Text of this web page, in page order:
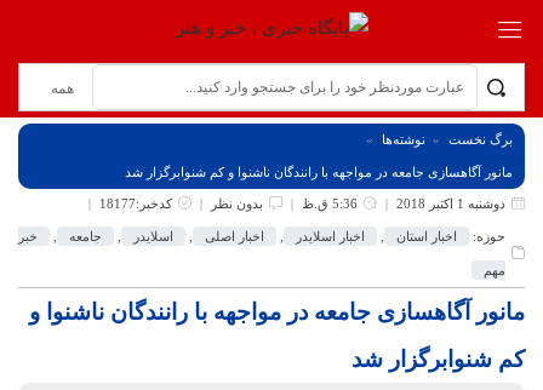
برگ نخست نوشته‌ها
مانور آگاهسازی جامعه در مواجهه با رانندگان ناشنوا و کم شنوابرگزار شد
دوشنبه 1 اکتبر 2018 5:36 ق.ظ بدون نظر کدخبر:18177
حوزه: اخبار استان اخبار اسلایدر اخبار اصلی اسلایدر جامعه خبر
مهم
مانور آگاهسازی جامعه در مواجهه با رانندگان ناشنوا و
کم شنوابرگزار شد